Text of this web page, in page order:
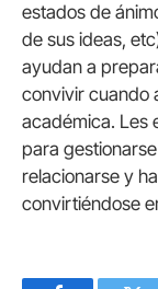
estados de
de sus ideas,
ayudan a
convivir cuando
académica. Les
para
relacionarse y
convirtiéndose